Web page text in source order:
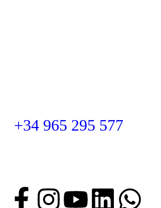
+34 965 295 577